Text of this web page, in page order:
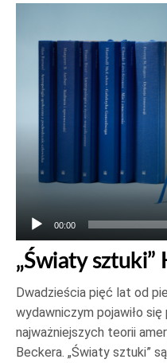
dźwiękowych
00:00
„Światy sztuki”
Dwadzieścia pięć lat od
wydawniczym pojawiło
najważniejszych teorii
Beckera. „Światy sztuki”